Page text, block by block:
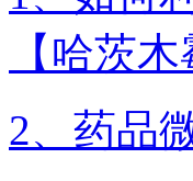
【哈茨木
2、药品